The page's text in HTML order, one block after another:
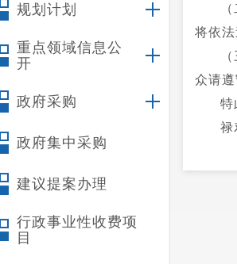
规划计划
重点领域信息公
开
政府采购
政府集中采购
建议提案办理
行政事业性收费项
目
将依
众请
特
禄